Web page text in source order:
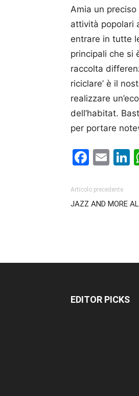
Amia un
attività popolari
entrare in tutte
principali che si
raccolta
riciclare’ è il
realizzare
dell’habitat.
per portare
Articolo precedente
JAZZ AND MORE
EDITOR PICKS